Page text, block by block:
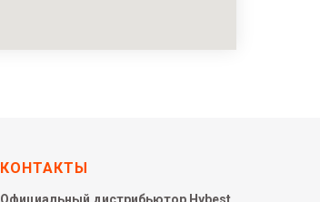
КОНТАКТЫ